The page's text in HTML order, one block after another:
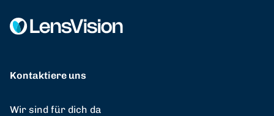
Kontaktiere uns
Wir sind für dich da